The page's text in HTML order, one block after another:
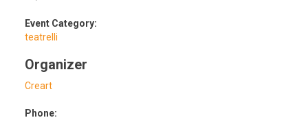
Event Category:
teatrelli
Organizer
Creart
Phone: